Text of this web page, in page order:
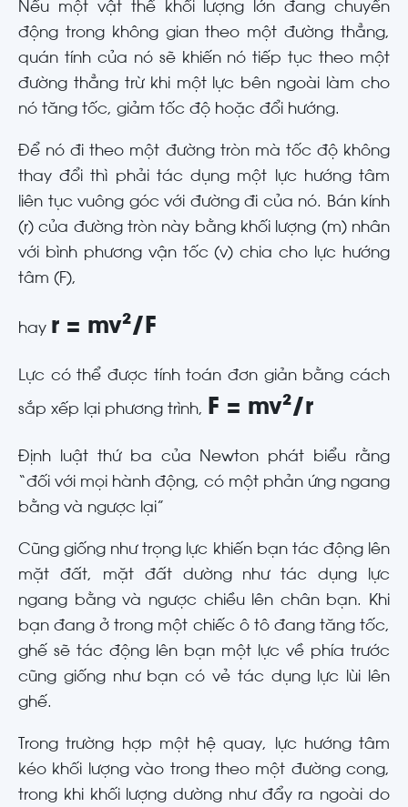
Nếu một vật thể khối lượng lớn đang chuyển
động trong không gian theo một đường thẳng,
quán tính của nó sẽ khiến nó tiếp tục theo một
đường thẳng trừ khi một lực bên ngoài làm cho
nó tăng tốc, giảm tốc độ hoặc đổi hướng.
Để nó đi theo một đường tròn mà tốc độ không
thay đổi thì phải tác dụng một lực hướng tâm
liên tục vuông góc với đường đi của nó. Bán kính
(r) của đường tròn này bằng khối lượng (m) nhân
với bình phương vận tốc (v) chia cho lực hướng
tâm (F),
hay r = mv²/F
Lực có thể được tính toán đơn giản bằng cách
sắp xếp lại phương trình, F = mv²/r
Định luật thứ ba của Newton phát biểu rằng
“đối với mọi hành động, có một phản ứng ngang
bằng và ngược lại”
Cũng giống như trọng lực khiến bạn tác động lên
mặt đất, mặt đất dường như tác dụng lực
ngang bằng và ngược chiều lên chân bạn. Khi
bạn đang ở trong một chiếc ô tô đang tăng tốc,
ghế sẽ tác động lên bạn một lực về phía trước
cũng giống như bạn có vẻ tác dụng lực lùi lên
ghế.
Trong trường hợp một hệ quay, lực hướng tâm
kéo khối lượng vào trong theo một đường cong,
trong khi khối lượng dường như đẩy ra ngoài do